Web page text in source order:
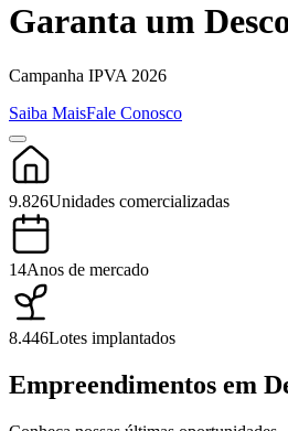
Garanta um
Campanha IPVA 2026
Saiba MaisFale Conosco
9.826Unidades comercializadas
14Anos de mercado
8.446Lotes implantados
Empreendimentos em